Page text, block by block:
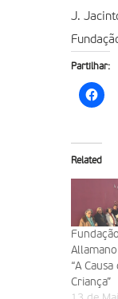
J.
Partilhar:
Related
Fundação
“A Causa
Criança”